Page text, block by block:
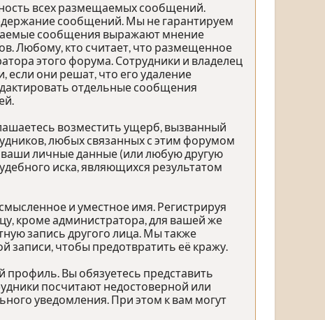
всех размещаемых сообщений.
сообщений. Мы не гарантируем
сообщения выражают мнение
Любому, кто считает, что размещенное
этого форума. Сотрудники и владелец
они решат, что его удаление
отдельные сообщения
возместить ущерб, вызванный
любых связанных с этим форумом
ваши личные данные (или любую другую
иска, являющихся результатом
и уместное имя. Регистрируя
кроме администратора, для вашей же
запись другого лица. Мы также
чтобы предотвратить её кражу.
Вы обязуетесь представить
посчитают недостоверной или
уведомления. При этом к вам могут